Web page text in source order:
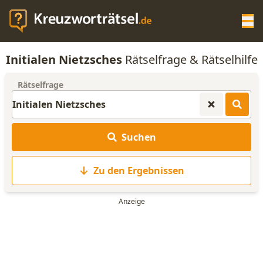
KREUZWORTRÄTSEL-HILFE
ANAGRAMM-GENERATOR
Initialen NietzschesRätselfrage & Rätselhilfe
Rätselfrage
Suchen
Zu den Ergebnissen